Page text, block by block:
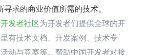
求的商业价值所需的技术。
发者社区为开发者们提供全球的开
有技术文档、开发案例、技术专
动与竞赛等。帮助中国开发者对接